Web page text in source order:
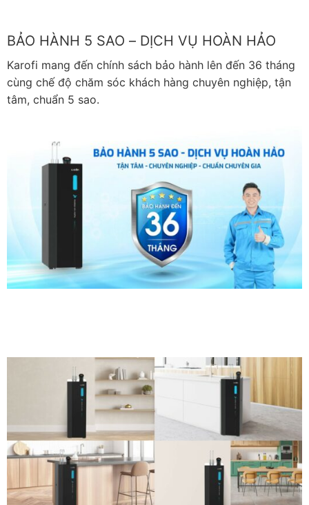
BẢO HÀNH 5 SAO – DỊCH VỤ HOÀN HẢO
Karofi mang đến chính sách bảo hành lên đến 36 tháng
cùng chế độ chăm sóc khách hàng chuyên nghiệp, tận
tâm, chuẩn 5 sao.